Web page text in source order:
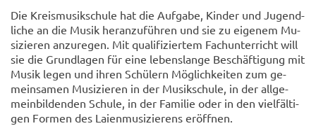
Die Kreis­mu­sik­schu­le hat die Auf­ga­be, Kin­der und Ju­gend­
li­che an die Musik her­an­zu­füh­ren und sie zu ei­ge­nem Mu­
si­zie­ren an­zu­re­gen. Mit qua­li­fi­zier­tem Fach­un­ter­richt will
sie die Grund­la­gen für eine le­bens­lan­ge Be­schäf­ti­gung mit
Musik legen und ihren Schü­lern Mög­lich­kei­ten zum ge­
mein­sa­men Mu­si­zie­ren in der Mu­sik­schu­le, in der all­ge­
mein­bil­den­den Schu­le, in der Fa­mi­lie oder in den viel­fäl­ti­
gen For­men des Lai­en­mu­si­zie­rens er­öff­nen.